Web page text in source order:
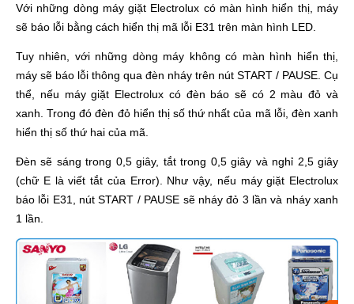
Với những dòng máy giặt Electrolux có màn hình hiển thị, máy
sẽ báo lỗi bằng cách hiển thị mã lỗi E31 trên màn hình LED.
Tuy nhiên, với những dòng máy không có màn hình hiển thị,
máy sẽ báo lỗi thông qua đèn nháy trên nút START / PAUSE. Cụ
thể, nếu máy giặt Electrolux có đèn báo sẽ có 2 màu đỏ và
xanh. Trong đó đèn đỏ hiển thị số thứ nhất của mã lỗi, đèn xanh
hiển thị số thứ hai của mã.
Đèn sẽ sáng trong 0,5 giây, tắt trong 0,5 giây và nghỉ 2,5 giây
(chữ E là viết tắt của Error). Như vậy, nếu máy giặt Electrolux
báo lỗi E31, nút START / PAUSE sẽ nháy đỏ 3 lần và nháy xanh
1 lần.